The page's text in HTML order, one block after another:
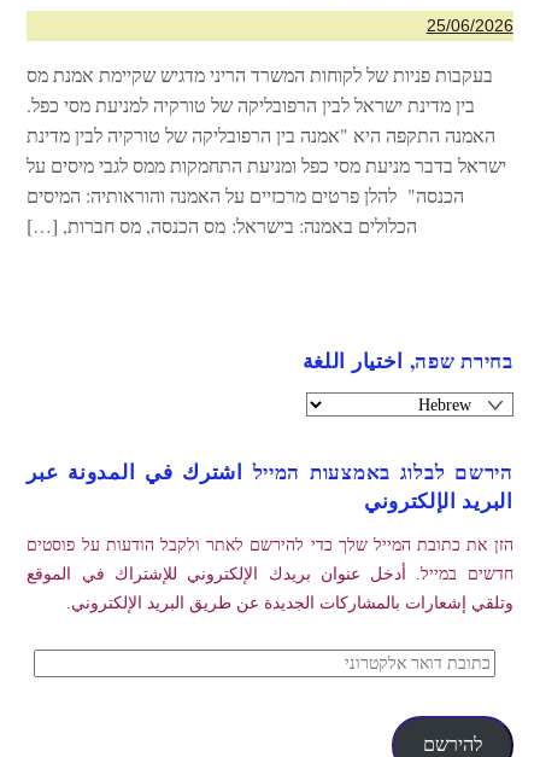
25/06/2026
בעקבות פניות של לקוחות המשרד הריני מדגיש שקיימת אמנת מס
בין מדינת ישראל לבין הרפובליקה של טורקיה למניעת מסי כפל.
האמנה התקפה היא "אמנה בין הרפובליקה של טורקיה לבין מדינת
ישראל בדבר מניעת מסי כפל ומניעת התחמקות ממס לגבי מיסים על
הכנסה" להלן פרטים מרכזיים על האמנה והוראותיה: המיסים
הכלולים באמנה: בישראל: מס הכנסה, מס חברות, […]
בחירת שפה, اختيار اللغة
הירשם לבלוג באמצעות המייל اشترك في المدونة عبر
البريد الإلكتروني
הזן את כתובת המייל שלך כדי להירשם לאתר ולקבל הודעות על פוסטים
חדשים במייל. أدخل عنوان بريدك الإلكتروني للإشتراك في الموقع
وتلقي إشعارات بالمشاركات الجديدة عن طريق البريد الإلكتروني.
כתובת
אלקטרוני
להירשם